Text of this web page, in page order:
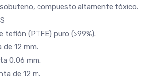
compuesto altamente tóxico.
teflón (PTFE) puro (>99%).
de 12 mm.
0,06 mm.
de 12 m.